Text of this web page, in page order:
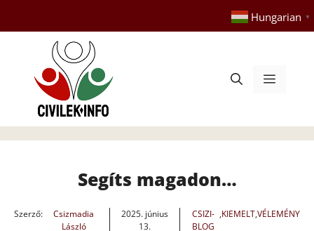
tartalomba
Hungarian ▼
Menü
Segíts magadon…
Szerző:
Csizmadia
László
2025. június
13.
CSIZI-
BLOG
,KIEMELT,VÉLEMÉNY